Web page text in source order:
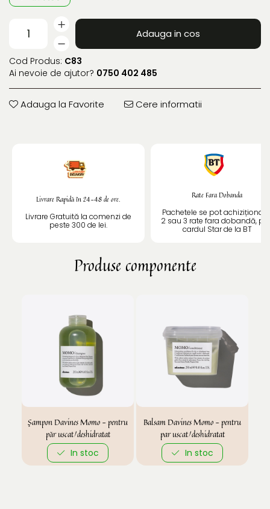
Adauga in cos
Cod Produs: C83
Ai nevoie de ajutor? 0750 402 485
Adauga la Favorite Cere informatii
Livrare Rapidă în 24-48 de ore.
Livrare Gratuită la comenzi de
peste 300 de lei.
Rate Fara Dobanda
Pachetele se pot achiziționa
2 sau 3 rate fara dobandă,
cardul Star de la BT
Produse componente
Șampon Davines Momo - pentru
păr uscat/deshidratat
In stoc
Balsam Davines Momo - pentru
par uscat/deshidratat
In stoc